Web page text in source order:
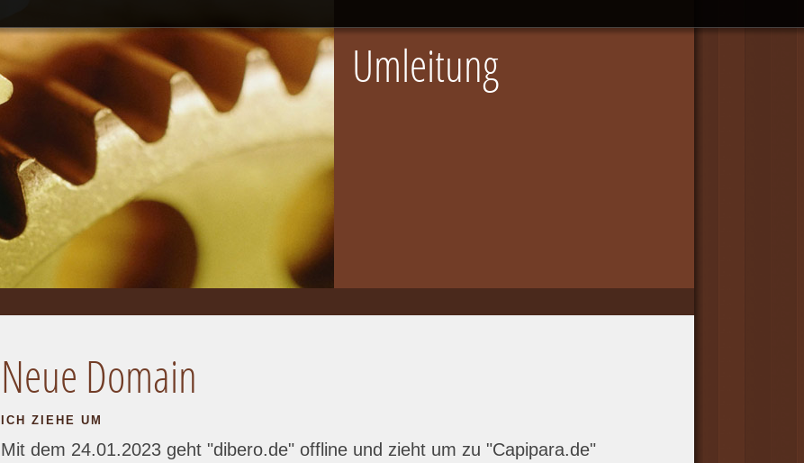
Umleitung
Neue Domain
ICH ZIEHE UM
Mit dem 24.01.2023 geht "dibero.de" offline und zieht um zu "Capipara.de"